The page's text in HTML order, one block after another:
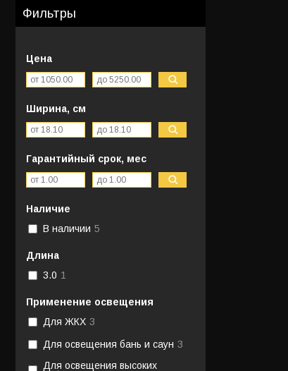
Фильтры
Цена
Ширина, см
Гарантийный срок, мес
Наличие
В наличии 5
Длина
3.0 1
Применение освещения
Для ЖКХ 3
Для освещения бань и саун 3
Для освещения высоких